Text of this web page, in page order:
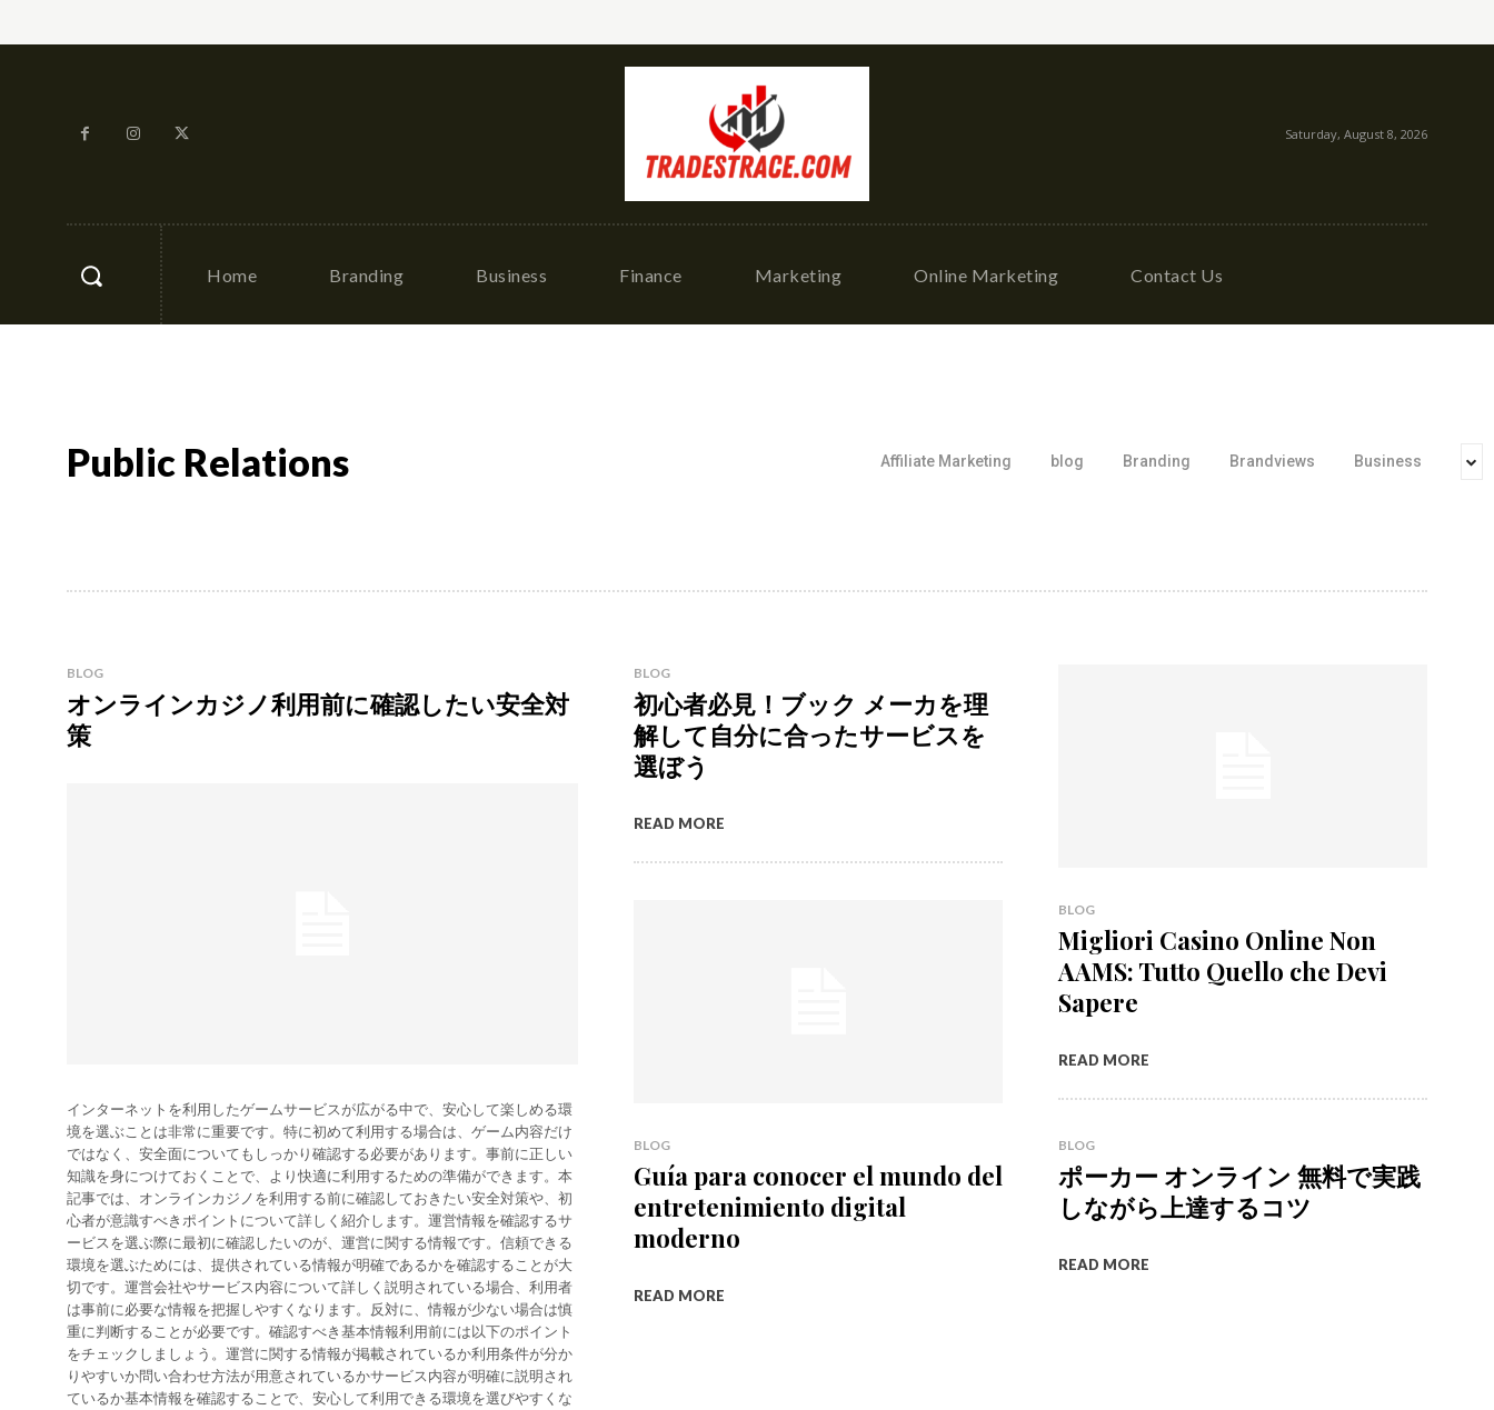
Saturday, August 8, 2026
Home Branding Business Finance Marketing Online Marketing Contact Us
Public Relations Affiliate Marketing blog Branding Brandviews Business
BLOG
オンラインカジノ利用前に確認したい安全対
策
インターネットを利用したゲームサービスが広がる中で、安心して楽しめる環
境を選ぶことは非常に重要です。特に初めて利用する場合は、ゲーム内容だけ
ではなく、安全面についてもしっかり確認する必要があります。事前に正しい
知識を身につけておくことで、より快適に利用するための準備ができます。本
記事では、オンラインカジノを利用する前に確認しておきたい安全対策や、初
心者が意識すべきポイントについて詳しく紹介します。運営情報を確認するサ
ービスを選ぶ際に最初に確認したいのが、運営に関する情報です。信頼できる
環境を選ぶためには、提供されている情報が明確であるかを確認することが大
切です。運営会社やサービス内容について詳しく説明されている場合、利用者
は事前に必要な情報を把握しやすくなります。反対に、情報が少ない場合は慎
重に判断することが必要です。確認すべき基本情報利用前には以下のポイント
をチェックしましょう。運営に関する情報が掲載されているか利用条件が分か
りやすいか問い合わせ方法が用意されているかサービス内容が明確に説明され
ているか基本情報を確認することで、安心して利用できる環境を選びやすくな
BLOG
初心者必見！ブック メーカを理
解して自分に合ったサービスを
選ぼう
READ MORE
BLOG
Guía para conocer el mundo del
entretenimiento digital
moderno
READ MORE
BLOG
Migliori Casino Online Non
AAMS: Tutto Quello che Devi
Sapere
READ MORE
BLOG
ポーカー オンライン 無料で実践
しながら上達するコツ
READ MORE